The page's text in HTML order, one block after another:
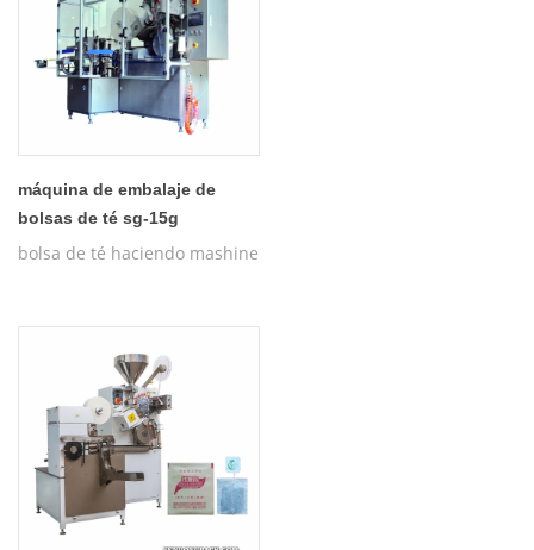
máquina de embalaje de
bolsas de té sg-15g
bolsa de té haciendo mashine